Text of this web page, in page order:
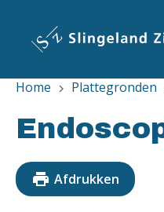
inhoud
Home chevron_right Plattegronden
print Afdrukken